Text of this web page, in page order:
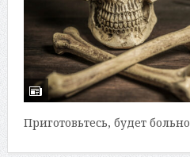
Приготовьтесь, будет больно